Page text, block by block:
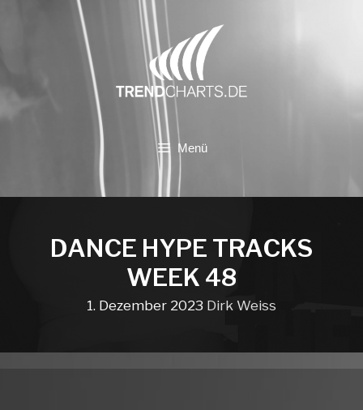
Menü
DANCE HYPE TRACKS
WEEK 48
1. Dezember 2023 Dirk Weiss